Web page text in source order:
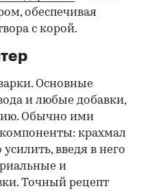
обеспечивая
с корой.
Основные
и любые добавки,
Обычно ими
крахмал
введя в него
и
Точный рецепт